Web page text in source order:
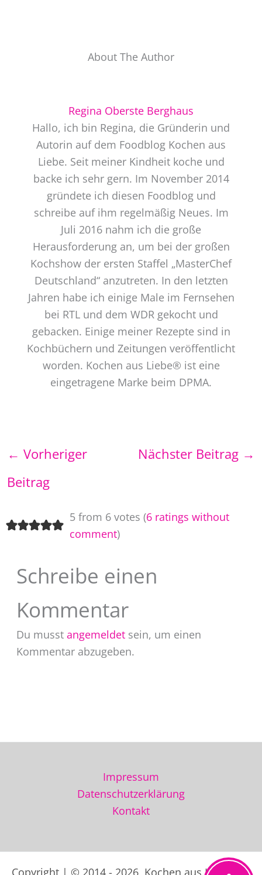
About The Author
Regina Oberste Berghaus
Hallo, ich bin Regina, die Gründerin und
Autorin auf dem Foodblog Kochen aus
Liebe. Seit meiner Kindheit koche und
backe ich sehr gern. Im November 2014
gründete ich diesen Foodblog und
schreibe auf ihm regelmäßig Neues. Im
Juli 2016 nahm ich die große
Herausforderung an, um bei der großen
Kochshow der ersten Staffel „MasterChef
Deutschland“ anzutreten. In den letzten
Jahren habe ich einige Male im Fernsehen
bei RTL und dem WDR gekocht und
gebacken. Einige meiner Rezepte sind in
Kochbüchern und Zeitungen veröffentlicht
worden. Kochen aus Liebe® ist eine
eingetragene Marke beim DPMA.
← Vorheriger
Beitrag
Nächster Beitrag →
5 from 6 votes (6 ratings without
comment)
Schreibe einen
Kommentar
Du musst angemeldetsein, um einen
Kommentar abzugeben.
Impressum
Datenschutzerklärung
Kontakt